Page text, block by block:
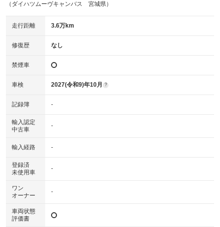
（ダイハツムーヴキャンバス 宮城県）
走行距離 3.6万km
修復歴 なし
禁煙車
車検 2027(令和9)年10月 ?
記録簿 -
輸入認定
中古車
-
輸入経路 -
登録済
未使用車
-
ワン
オーナー
-
車両状態
評価書